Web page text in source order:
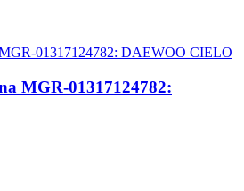
MGR-01317124782: